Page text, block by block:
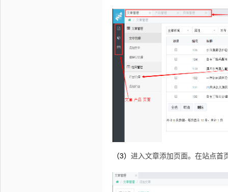
（3） 进入文章添加页面。在站点首